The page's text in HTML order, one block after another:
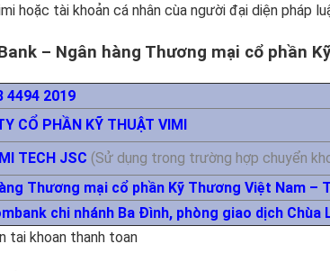
hoặc tài khoản cá nhân cùa người đại diện pháp
– Ngân hàng Thương mại cổ phần
4494 2019
CỔ PHẦN KỸ THUẬT VIMI
TECH JSC (Sử dụng trong trường hợp chuyển
Thương mại cổ phần Kỹ Thương Việt Nam –
chi nhánh Ba Đình, phòng giao dịch Chùa